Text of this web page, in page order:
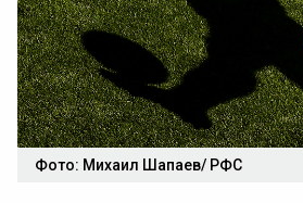
Фото: Михаил Шапаев/ РФС